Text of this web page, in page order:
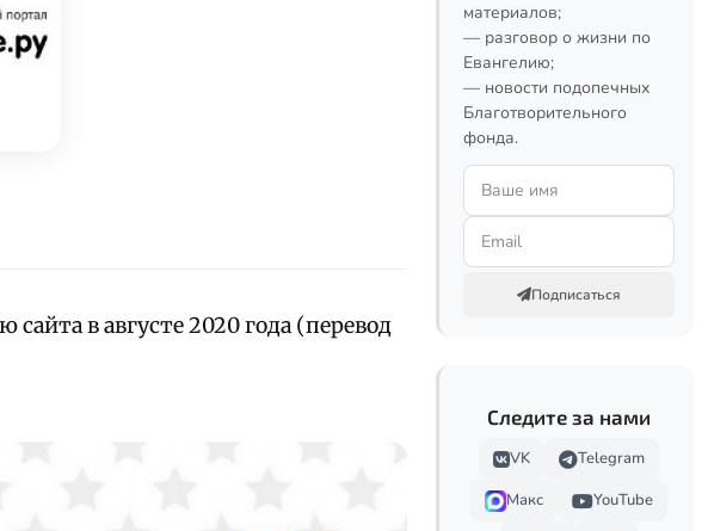
в августе 2020 года (перевод
материалов;
— разговор о жизни по
Евангелию;
— новости подопечных
Благотворительного
фонда.
Подписаться
Следите за нами
VK
Telegram
Макс
YouTube